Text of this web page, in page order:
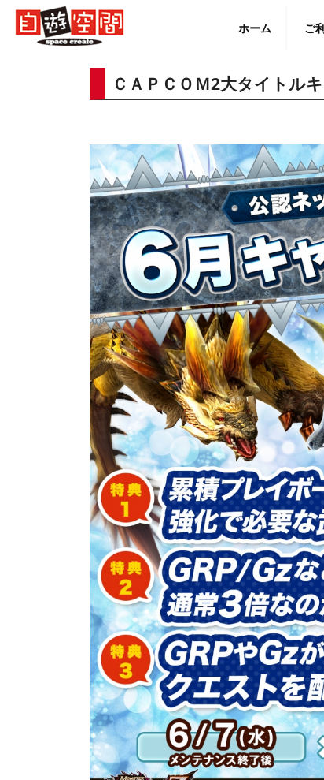
Skip
content
ホーム ご
ＣＡＰＣＯＭ2大タイトル
English